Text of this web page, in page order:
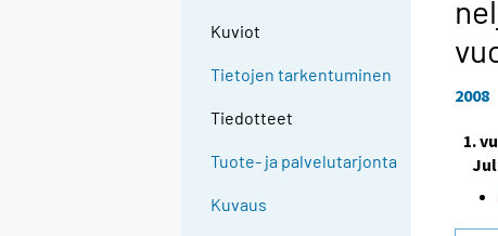
Kuviot
Tietojen tarkentuminen
Tiedotteet
Tuote- ja palvelutarjonta
Kuvaus
2008
1.